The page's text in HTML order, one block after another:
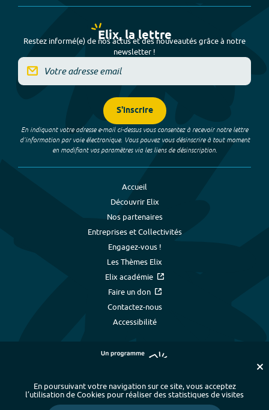
Elix, la lettre
Restez informé(e) de nos actus et des nouveautés grâce à notre
newsletter !
S'inscrire
En indiquant votre adresse e-mail ci-dessus vous consentez à recevoir notre lettre
d’information par voie électronique. Vous pouvez vous désinscrire à tout moment
en modifiant vos paramètres via les liens de désinscription.
Accueil
Découvrir Elix
Nos partenaires
Entreprises et Collectivités
Engagez-vous !
Les Thèmes Elix
Elix académie
Faire un don
Contactez-nous
Accessibilité
Plan du site - Index alphabétique -
En poursuivant votre navigation sur ce site, vous acceptez
l’utilisation de Cookies pour réaliser des statistiques de visites